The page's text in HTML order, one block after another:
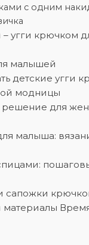
с одним
– угги крючком
малышей
детские угги
модницы
для
малыша:
сапожки
Время: